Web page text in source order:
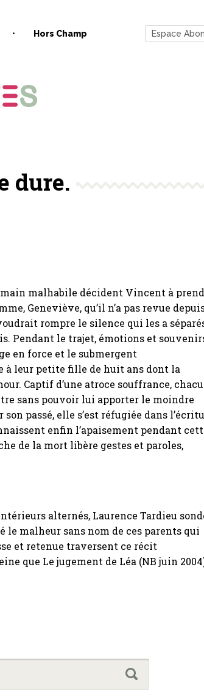
Hors Champ Espace
dure.
main malhabile décident Vincent à
Geneviève, qu’il n’a pas revue
rompre le silence qui les a
Pendant le trajet, émotions et
en force et le submergent
à leur petite fille de huit ans dont la
Captif d’une atroce souffrance,
sans pouvoir lui apporter le moindre
son passé, elle s’est réfugiée dans
enfin l’apaisement pendant
de la mort libère gestes et paroles,
alternés, Laurence Tardieu
malheur sans nom de ces parents qui
et retenue traversent ce récit
que Le jugement de Léa (NB juin